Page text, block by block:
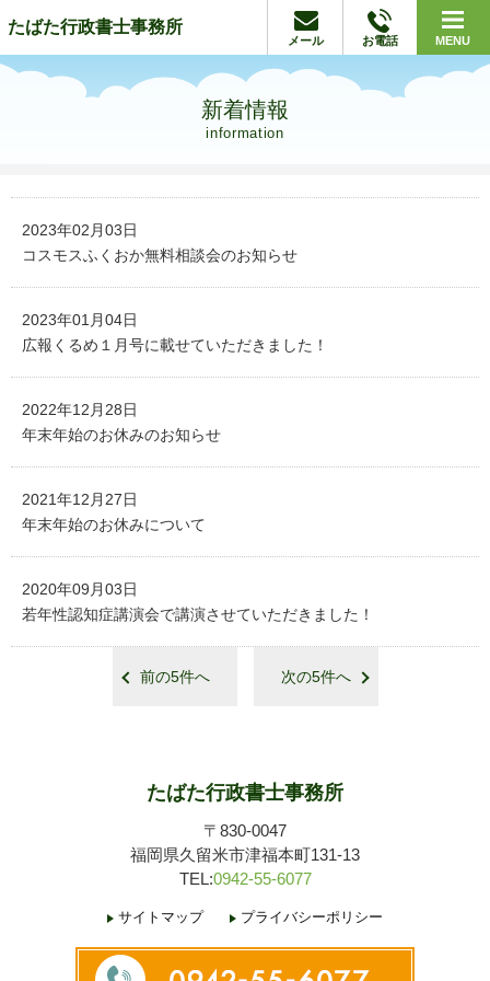
たばた行政書士事務所
メール お電話 MENU
新着情報
information
2023年02月03日
コスモスふくおか無料相談会のお知らせ
2023年01月04日
広報くるめ１月号に載せていただきました！
2022年12月28日
年末年始のお休みのお知らせ
2021年12月27日
年末年始のお休みについて
2020年09月03日
若年性認知症講演会で講演させていただきました！
前の5件へ 次の5件へ
たばた行政書士事務所
〒830-0047
福岡県久留米市津福本町131‐13
TEL:0942-55-6077
サイトマップ プライバシーポリシー